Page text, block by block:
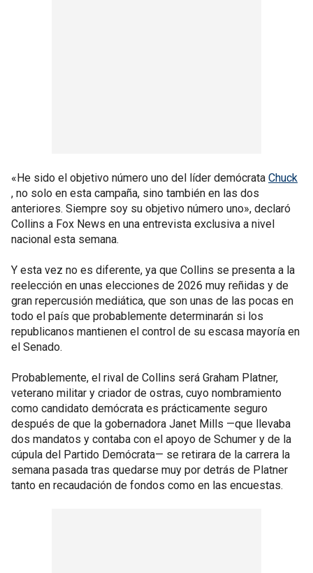
«He sido el objetivo número uno del líder demócrata Chuck
, no solo en esta campaña, sino también en las dos
anteriores. Siempre soy su objetivo número uno», declaró
Collins a Fox News en una entrevista exclusiva a nivel
nacional esta semana.
Y esta vez no es diferente, ya que Collins se presenta a la
reelección en unas elecciones de 2026 muy reñidas y de
gran repercusión mediática, que son unas de las pocas en
todo el país que probablemente determinarán si los
republicanos mantienen el control de su escasa mayoría en
el Senado.
Probablemente, el rival de Collins será Graham Platner,
veterano militar y criador de ostras, cuyo nombramiento
como candidato demócrata es prácticamente seguro
después de que la gobernadora Janet Mills —que llevaba
dos mandatos y contaba con el apoyo de Schumer y de la
cúpula del Partido Demócrata— se retirara de la carrera la
semana pasada tras quedarse muy por detrás de Platner
tanto en recaudación de fondos como en las encuestas.